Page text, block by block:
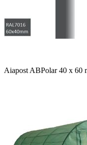
Aiapost ABPolar 40 x 60